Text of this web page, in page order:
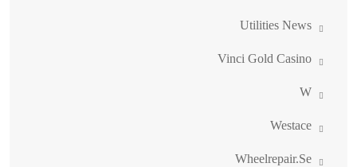
Utilities News
Vinci Gold Casino
W
Westace
Wheelrepair.se